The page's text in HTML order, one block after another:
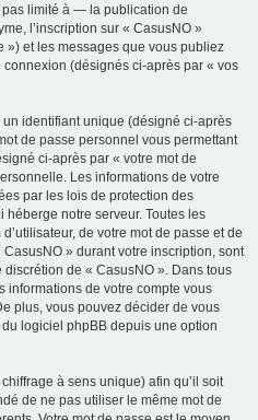
limité à — la publication de
l’inscription sur « CasusNO »
») et les messages que vous publiez
(désignés ci-après par « vos
identifiant unique (désigné ci-après
de passe personnel vous permettant
ci-après par « votre mot de
Les informations de votre
par les lois de protection des
notre serveur. Toutes les
de votre mot de passe et de
» durant votre inscription, sont
de « CasusNO ». Dans tous
informations de votre compte vous
plus, vous pouvez décider de vous
logiciel phpBB depuis une option
à sens unique) afin qu’il soit
de ne pas utiliser le même mot de